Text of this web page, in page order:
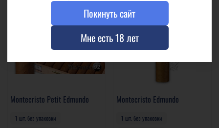
Montecristo Petit Edmundo
1 шт. без упаковки
Montecristo Edmundo
1 шт. без упаковки
Покинуть сайт
Мне есть 18 лет